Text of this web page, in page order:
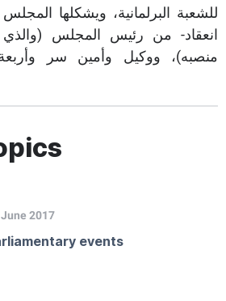
للشعبة البرلمانية، ويشكلها
انعقاد- من رئيس المجلس (والذي
منصبه)، ووكيل وأمين سر
2017
events